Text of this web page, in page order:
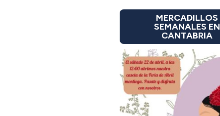
MERCADILLOS
SEMANALES EN
CANTABRIA